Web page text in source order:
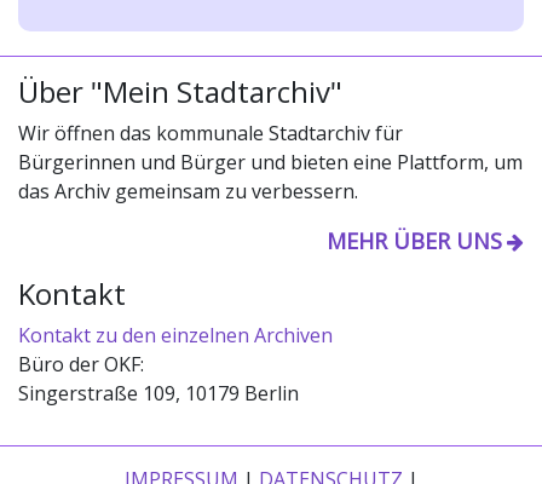
Über "Mein Stadtarchiv"
Wir öffnen das kommunale Stadtarchiv für
Bürgerinnen und Bürger und bieten eine Plattform, um
das Archiv gemeinsam zu verbessern.
MEHR ÜBER UNS
Kontakt
Kontakt zu den einzelnen Archiven
Büro der OKF:
Singerstraße 109, 10179 Berlin